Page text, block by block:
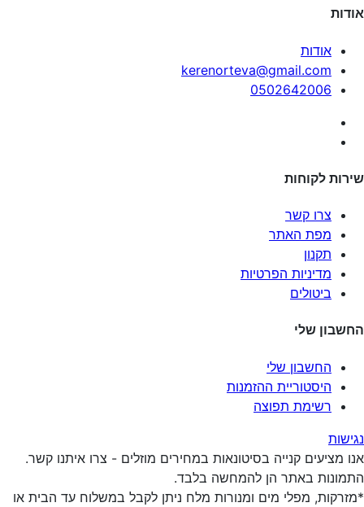
אודות
אודות
kerenorteva@gmail.com
0502642006
שירות לקוחות
צרו קשר
מפת האתר
תקנון
מדיניות הפרטיות
ביטולים
החשבון שלי
החשבון שלי
היסטוריית ההזמנות
רשימת תפוצה
נגישות
אנו מציעים קנייה בסיטונאות במחירים מוזלים - צרו איתנו קשר.
התמונות באתר הן להמחשה בלבד.
*מזרקות, מפלי מים ומנורות מלח ניתן לקבל במשלוח עד הבית או